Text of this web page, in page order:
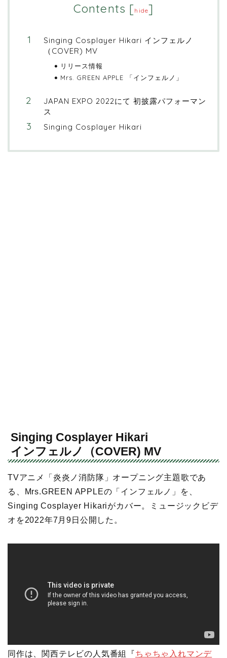
Contents [hide]
Singing Cosplayer Hikari インフェルノ
（COVER) MV
リリース情報
Mrs. GREEN APPLE 「インフェルノ」
JAPAN EXPO 2022にて 初披露パフォーマン
ス
Singing Cosplayer Hikari
Singing Cosplayer Hikari
インフェルノ（COVER) MV
TVアニメ「炎炎ノ消防隊」オープニング主題歌であ
る、Mrs.GREEN APPLEの「インフェルノ」を、
Singing Cosplayer Hikariがカバー。ミュージックビデ
オを2022年7月9日公開した。
同作は、関西テレビの人気番組『ちゃちゃ入れマンデ